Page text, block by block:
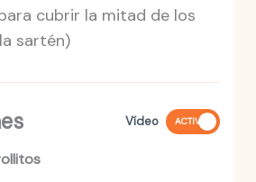
cubrir la mitad de los
sartén)
Vídeo ACTIVO